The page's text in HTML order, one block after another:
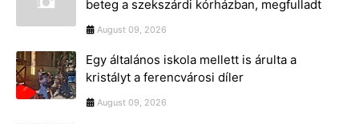
beteg a szekszárdi kórházban, megfulladt
August 09, 2026
Egy általános iskola mellett is árulta a
kristályt a ferencvárosi díler
August 09, 2026